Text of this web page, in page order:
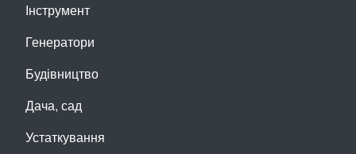
Інструмент
Генератори
Будівництво
Дача, сад
Устаткування